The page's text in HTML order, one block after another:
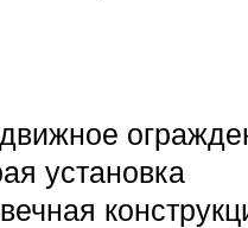
установка